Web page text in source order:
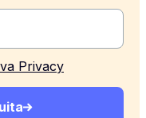
Privacy